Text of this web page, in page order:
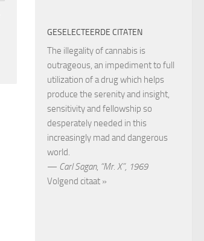
GESELECTEERDE CITATEN
The illegality of cannabis is
outrageous, an impediment to full
utilization of a drug which helps
produce the serenity and insight,
sensitivity and fellowship so
desperately needed in this
increasingly mad and dangerous
world.
— Carl Sagan, “Mr. X”, 1969
Volgend citaat »